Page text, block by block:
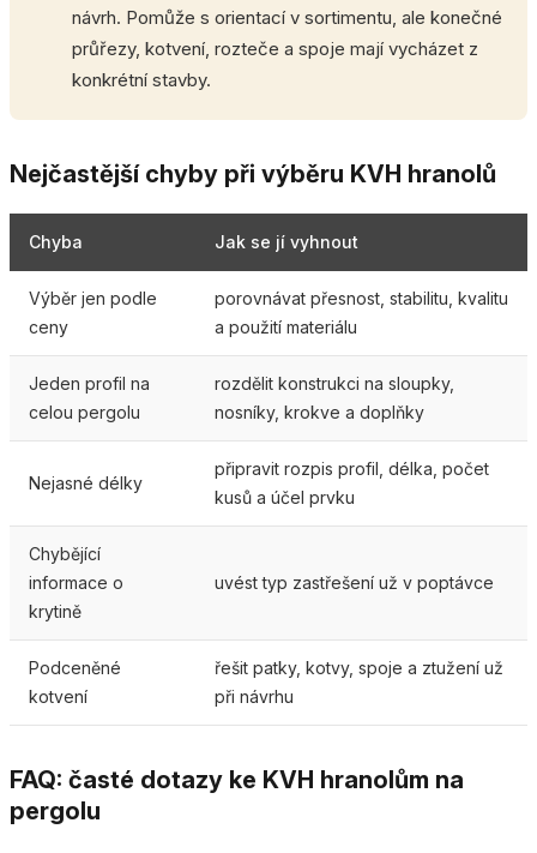
návrh. Pomůže s orientací v sortimentu, ale konečné
průřezy, kotvení, rozteče a spoje mají vycházet z
konkrétní stavby.
Nejčastější chyby při výběru KVH hranolů
Chyba Jak se jí vyhnout
Výběr jen podle
ceny
porovnávat přesnost, stabilitu, kvalitu
a použití materiálu
Jeden profil na
celou pergolu
rozdělit konstrukci na sloupky,
nosníky, krokve a doplňky
Nejasné délky
připravit rozpis profil, délka, počet
kusů a účel prvku
Chybějící
informace o
krytině
uvést typ zastřešení už v poptávce
Podceněné
kotvení
řešit patky, kotvy, spoje a ztužení už
při návrhu
FAQ: časté dotazy ke KVH hranolům na
pergolu